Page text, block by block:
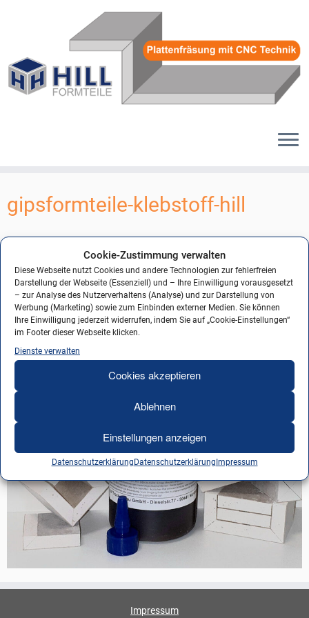
Cookie-Zustimmung verwalten
Diese Webseite nutzt Cookies und andere Technologien zur fehlerfreien
Darstellung der Webseite (Essenziell) und – Ihre Einwilligung vorausgesetzt
– zur Analyse des Nutzerverhaltens (Analyse) und zur Darstellung von
Werbung (Marketing) sowie zum Einbinden externer Medien. Sie können
Ihre Einwilligung jederzeit widerrufen, indem Sie auf „Cookie-Einstellungen“
im Footer dieser Webseite klicken.
Dienste verwalten
Cookies akzeptieren
Ablehnen
Einstellungen anzeigen
DatenschutzerklärungDatenschutzerklärungImpressum
Inhalt
springen
gipsformteile-klebstoff-hill
← Vorheriges Nächstes →
Impressum